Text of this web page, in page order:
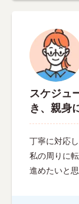
スケジュ
き、親身
丁寧に対応
私の周りに
進めたいと思